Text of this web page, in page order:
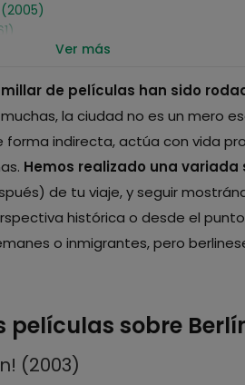
(2006)Ver más
de películas han sido
muchas, la ciudad no es un mero
forma indirecta, actúa con vida
Hemos realizado una variada
de tu viaje, y seguir
histórica o desde el
o inmigrantes, pero
películas sobre
(2003)